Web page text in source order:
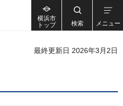
横浜市
トップ
検索 メニュー
最終更新日 2026年3月2日